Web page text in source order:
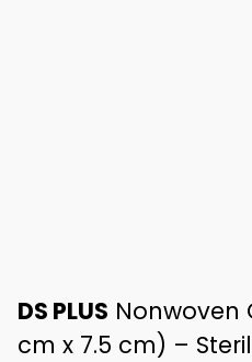
DS PLUS Nonwoven
cm x 7.5 cm) –